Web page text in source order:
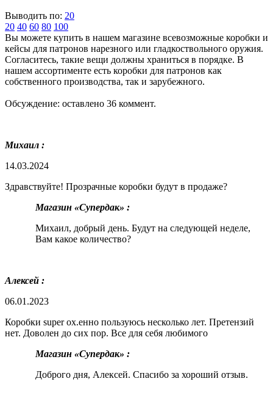
Выводить по: 20
20 40 60 80 100
Вы можете купить в нашем магазине всевозможные коробки и
кейсы для патронов нарезного или гладкоствольного оружия.
Согласитесь, такие вещи должны храниться в порядке. В
нашем ассортименте есть коробки для патронов как
собственного производства, так и зарубежного.
Обсуждение: оставлено 36 коммент.
Михаил :
14.03.2024
Здравствуйте! Прозрачные коробки будут в продаже?
Магазин «Супердак» :
Михаил, добрый день. Будут на следующей неделе,
Вам какое количество?
Алексей :
06.01.2023
Коробки super ох.енно пользуюсь несколько лет. Претензий
нет. Доволен до сих пор. Все для себя любимого
Магазин «Супердак» :
Доброго дня, Алексей. Спасибо за хороший отзыв.